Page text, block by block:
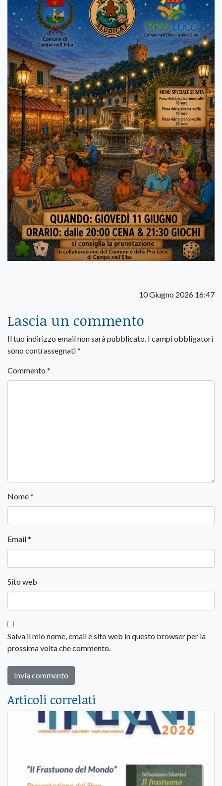
10 Giugno 2026 16:47
Lascia un commento
Il tuo indirizzo email non sarà pubblicato. I campi obbligatori
sono contrassegnati*
Commento *
Nome*
Email*
Sito web
Salva il mio nome, email e sito web in questo browser per la
prossima volta che commento.
Articoli correlati